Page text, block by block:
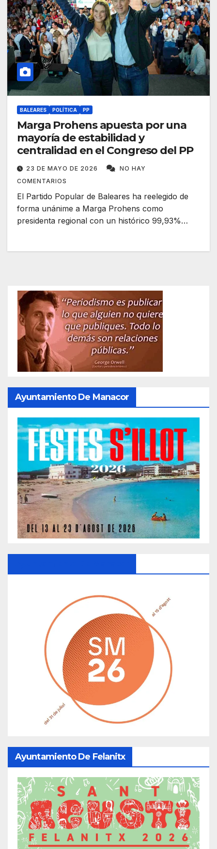
BALEARES POLÍTICA PP
Marga Prohens apuesta por una
mayoría de estabilidad y
centralidad en el Congreso del PP
23 DE MAYO DE 2026
NO HAY
COMENTARIOS
El Partido Popular de Baleares ha reelegido de
forma unánime a Marga Prohens como
presidenta regional con un histórico 99,93%…
Ayuntamiento De Manacor
Ayuntamiento De Felanitx